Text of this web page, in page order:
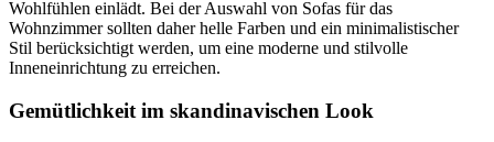
Wohlfühlen einlädt. Bei der Auswahl von Sofas für das
Wohnzimmer sollten daher helle Farben und ein minimalistischer
Stil berücksichtigt werden, um eine moderne und stilvolle
Inneneinrichtung zu erreichen.
Gemütlichkeit im skandinavischen Look